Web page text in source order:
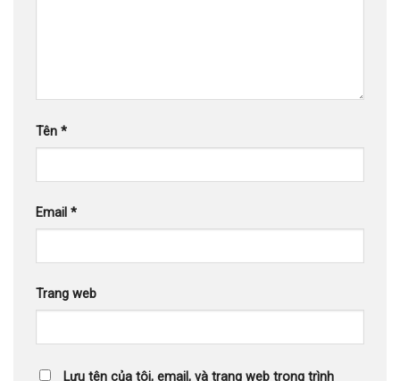
Tên *
Email *
Trang web
Lưu tên của tôi, email, và trang web trong trình